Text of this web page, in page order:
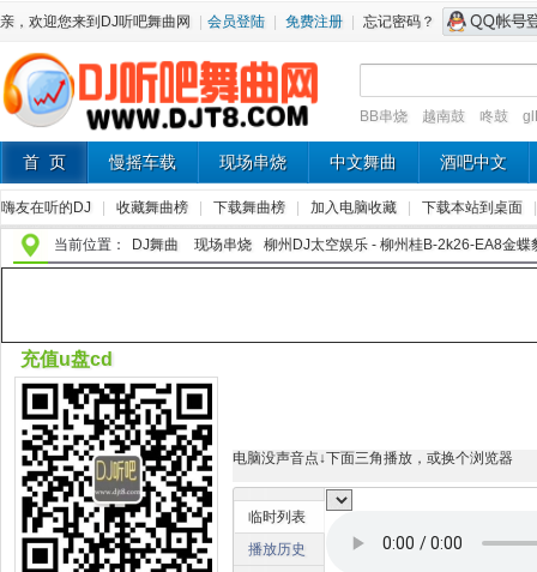
亲，欢迎您来到DJ听吧舞曲网 会员登陆 免费注册 忘记密码？
BB串烧 越南鼓 咚鼓
首 页 慢摇车载 现场串烧 中文舞曲 酒吧中文
嗨友在听的DJ 收藏舞曲榜 下载舞曲榜 加入电脑收藏 下载本站到桌面
当前位置： DJ舞曲 现场串烧 柳州DJ太空娱乐 - 柳州桂B-2k26-EA8金
电脑没声音点↓下面三角播放，或换个浏览器
临时列表
播放历史
充值u盘cd